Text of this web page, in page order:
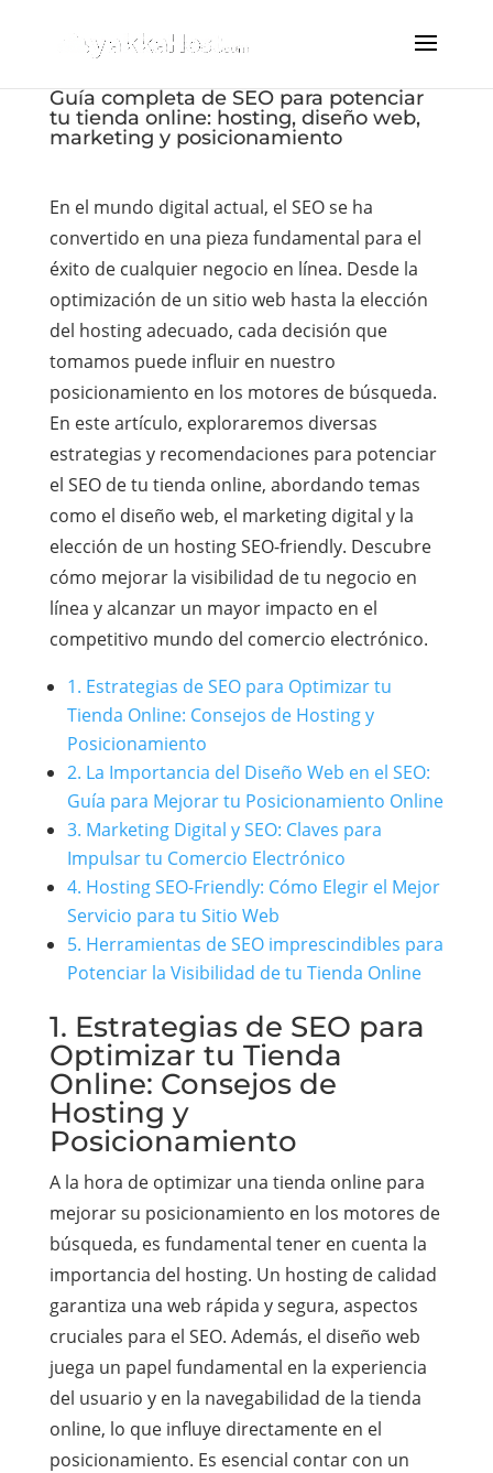
Guía completa de SEO para potenciar
tu tienda online: hosting, diseño web,
marketing y posicionamiento
En el mundo digital actual, el SEO se ha
convertido en una pieza fundamental para el
éxito de cualquier negocio en línea. Desde la
optimización de un sitio web hasta la elección
del hosting adecuado, cada decisión que
tomamos puede influir en nuestro
posicionamiento en los motores de búsqueda.
En este artículo, exploraremos diversas
estrategias y recomendaciones para potenciar
el SEO de tu tienda online, abordando temas
como el diseño web, el marketing digital y la
elección de un hosting SEO-friendly. Descubre
cómo mejorar la visibilidad de tu negocio en
línea y alcanzar un mayor impacto en el
competitivo mundo del comercio electrónico.
1. Estrategias de SEO para Optimizar tu
Tienda Online: Consejos de Hosting y
Posicionamiento
2. La Importancia del Diseño Web en el SEO:
Guía para Mejorar tu Posicionamiento Online
3. Marketing Digital y SEO: Claves para
Impulsar tu Comercio Electrónico
4. Hosting SEO-Friendly: Cómo Elegir el Mejor
Servicio para tu Sitio Web
5. Herramientas de SEO imprescindibles para
Potenciar la Visibilidad de tu Tienda Online
1. Estrategias de SEO para
Optimizar tu Tienda
Online: Consejos de
Hosting y
Posicionamiento
A la hora de optimizar una tienda online para
mejorar su posicionamiento en los motores de
búsqueda, es fundamental tener en cuenta la
importancia del hosting. Un hosting de calidad
garantiza una web rápida y segura, aspectos
cruciales para el SEO. Además, el diseño web
juega un papel fundamental en la experiencia
del usuario y en la navegabilidad de la tienda
online, lo que influye directamente en el
posicionamiento. Es esencial contar con un